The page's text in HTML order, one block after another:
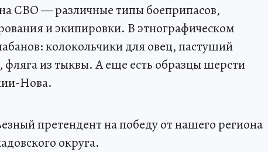
СВО — различные типы боеприпасов,
и экипировки. В этнографическом
колокольчики для овец, пастуший
из тыквы. А еще есть образцы шерсти
Нова.
претендент на победу от нашего региона
округа.